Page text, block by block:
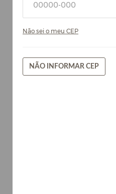
Não sei o meu CEP
NÃO INFORMAR CEP